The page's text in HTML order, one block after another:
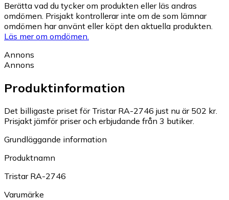
Berätta vad du tycker om produkten eller läs andras
omdömen. Prisjakt kontrollerar inte om de som lämnar
omdömen har använt eller köpt den aktuella produkten.
Läs mer om omdömen.
Annons
Annons
Produktinformation
Det billigaste priset för Tristar RA-2746 just nu är 502 kr.
Prisjakt jämför priser och erbjudande från 3 butiker.
Grundläggande information
Produktnamn
Tristar RA-2746
Varumärke